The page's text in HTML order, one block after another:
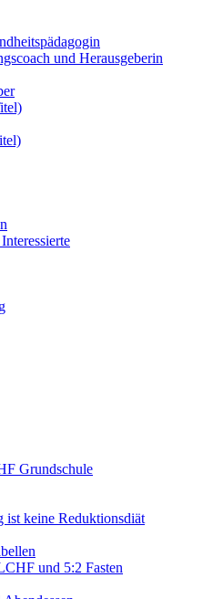
und Herausgeberin
Grundschule
keine Reduktionsdiät
und 5:2 Fasten